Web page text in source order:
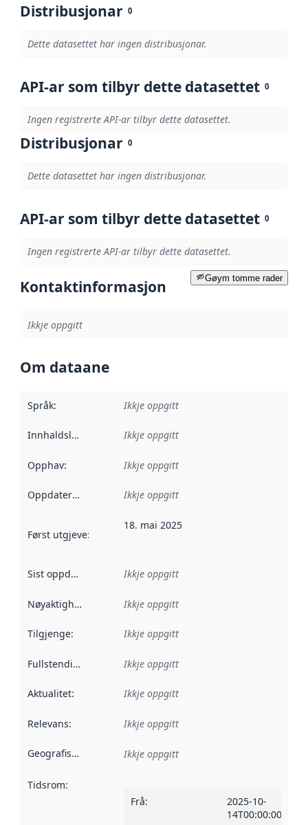
Distribusjonar 0
Dette datasettet har ingen distribusjonar.
API-ar som tilbyr dette datasettet 0
Ingen registrerte API-ar tilbyr dette datasettet.
Distribusjonar 0
Dette datasettet har ingen distribusjonar.
API-ar som tilbyr dette datasettet 0
Ingen registrerte API-ar tilbyr dette datasettet.
Gøym tomme rader
Kontaktinformasjon
Ikkje oppgitt
Om dataane
Språk: Ikkje oppgitt
Innhaldsleverandørar :
Ikkje oppgitt
Opphav: Ikkje oppgitt
Oppdateringsfrekvens :
Ikkje oppgitt
Først utgjeve:
18. mai 2025
Sist oppdatert Ikkje oppgitt
Nøyaktigheit Ikkje oppgitt
Tilgjenge: Ikkje oppgitt
Fullstendigheit Ikkje oppgitt
Aktualitet: Ikkje oppgitt
Relevans: Ikkje oppgitt
Geografisk område Ikkje oppgitt
Tidsrom:
Frå:
2025-10-
14T00:00:00Z